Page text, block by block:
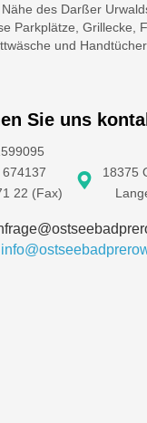
des Darßer
Parkplätze, Grillecke,
und Handtücher.
Sie uns
22 (Fax)
18375